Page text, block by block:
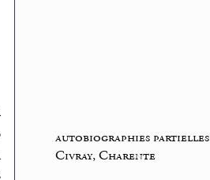
autobiographies partielles
Civray, Charente